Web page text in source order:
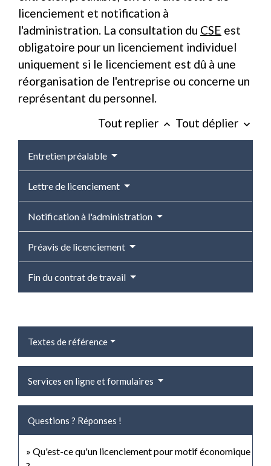
licenciement et notification à
l'administration. La consultation du CSE est
obligatoire pour un licenciement individuel
uniquement si le licenciement est dû à une
réorganisation de l'entreprise ou concerne un
représentant du personnel.
Tout replier keyboard_arrow_up Tout déplier keyboard_arrow_down
Entretien préalable
Lettre de licenciement
Notification à l'administration
Préavis de licenciement
Fin du contrat de travail
Textes de référence
Services en ligne et formulaires
Questions ? Réponses !
Qu'est-ce qu'un licenciement pour motif économique